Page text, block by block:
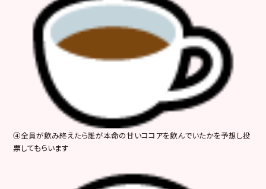
④全員が飲み終えたら誰が本命の甘いココアを飲んでいたかを予想し投
票してもらいます